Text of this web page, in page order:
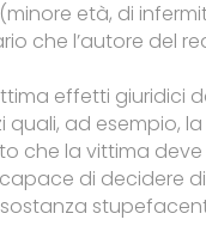
età, di
che l’autore del
effetti giuridici
quali, ad esempio,
che la vittima
di decidere